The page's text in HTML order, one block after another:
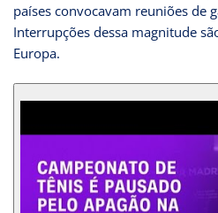
países convocavam reuniões de
Interrupções dessa magnitude
Europa.